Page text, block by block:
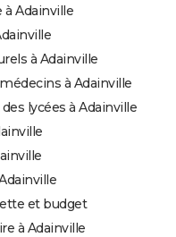
à Adainville
à Adainville
à Adainville
lycées à Adainville
et budget
à Adainville